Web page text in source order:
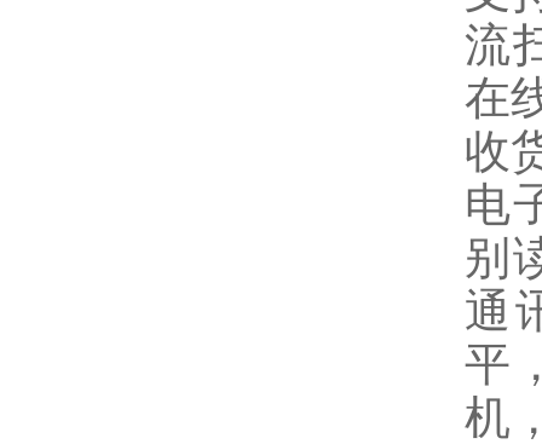
流
在
收
电
别
通
平
机